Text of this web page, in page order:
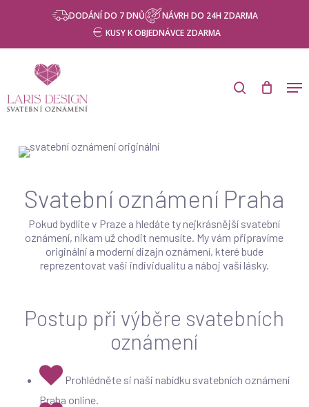
contentProducts
search
DODÁNÍ DO 7 DNŮ
NÁVRH DO 24H ZDARMA
KUSY K OBJEDNÁVCE ZDARMA
search
Svatební oznámení Praha
Pokud bydlíte v Praze a hledáte ty nejkrásnější svatební
oznámení, nikam už chodit nemusíte. My vám připravíme
originální a moderní dizajn oznámení, které bude
reprezentovat vaši individualitu a náboj vaší lásky.
Postup při výběre svatebních
oznámení
Prohlédněte si naši nabídku svatebních oznámení
Praha online.